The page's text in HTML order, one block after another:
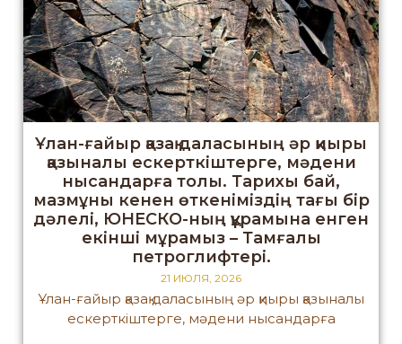
Ұлан-ғайыр қазақ даласының әр қиыры
қазыналы ескерткіштерге, мәдени
нысандарға толы. Тарихы бай,
мазмұны кенен өткеніміздің тағы бір
дәлелі, ЮНЕСКО-ның құрамына енген
екінші мұрамыз – Тамғалы
петроглифтері.
21 ИЮЛЯ, 2026
Ұлан-ғайыр қазақ даласының әр қиыры қазыналы
ескерткіштерге, мәдени нысандарға